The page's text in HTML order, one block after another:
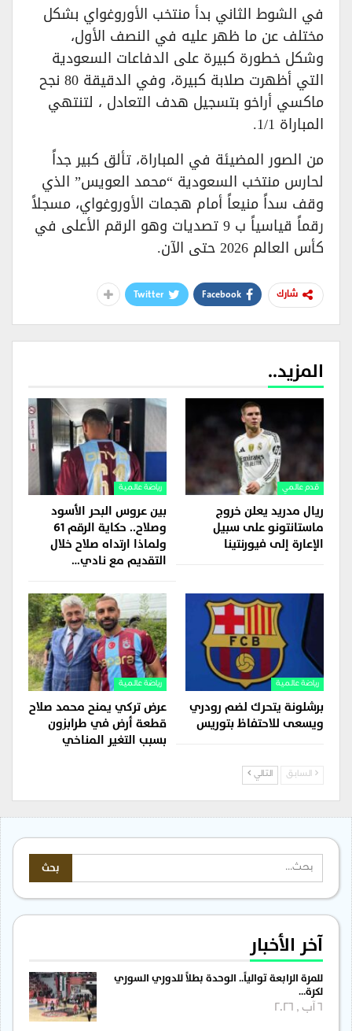
في الشوط الثاني بدأ منتخب الأوروغواي بشكل
مختلف عن ما ظهر عليه في النصف الأول،
وشكل خطورة كبيرة على الدفاعات السعودية
التي أظهرت صلابة كبيرة، وفي الدقيقة 80 نجح
ماكسي أراخو بتسجيل هدف التعادل ، لتنتهي
المباراة 1/1.
من الصور المضيئة في المباراة، تألق كبير جداً
لحارس منتخب السعودية “محمد العويس” الذي
وقف سداً منيعاً أمام هجمات الأوروغواي، مسجلاً
رقماً قياسياً ب 9 تصديات وهو الرقم الأعلى في
كأس العالم 2026 حتى الآن.
شارك Facebook
Twitter
المزيد..
قدم عالمي
ريال مدريد يعلن خروج
ماستانتونو على سبيل
الإعارة إلى فيورنتينا
رياضة عالمية
بين عروس البحر الأسود
وصلاح.. حكاية الرقم 61
ولماذا ارتداه صلاح خلال
التقديم مع نادي…
رياضة عالمية
برشلونة يتحرك لضم رودري
ويسعى للاحتفاظ بتوريس
رياضة عالمية
عرض تركي يمنح محمد صلاح
قطعة أرض في طرابزون
بسبب التغير المناخي
السابق التالي
آخر الأخبار
للمرة الرابعة توالياً.. الوحدة بطلاً للدوري السوري
لكرة…